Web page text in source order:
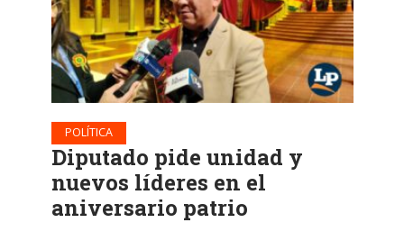
POLÍTICA
Diputado pide unidad y
nuevos líderes en el
aniversario patrio